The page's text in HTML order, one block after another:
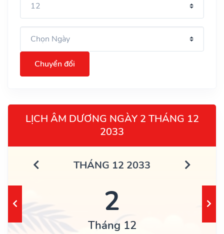
Chuyển đổi
LỊCH ÂM DƯƠNG NGÀY 2 THÁNG 12
2033
THÁNG 12 2033
2
Tháng 12